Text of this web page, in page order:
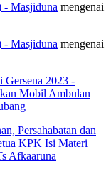
- Masjiduna mengenai
- Masjiduna mengenai
Gersena 2023 -
Mobil Ambulan
Persahabatan dan
KPK Isi Materi
Afkaaruna